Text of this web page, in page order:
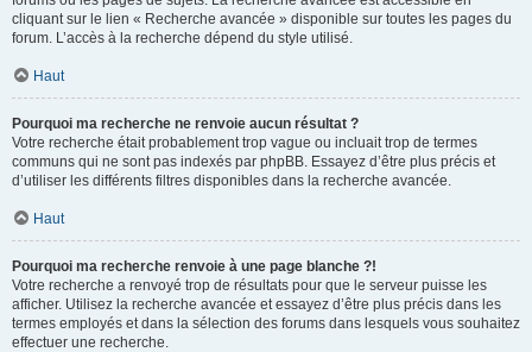
cliquant sur le lien « Recherche avancée » disponible sur toutes les pages du
forum. L’accès à la recherche dépend du style utilisé.
Haut
Pourquoi ma recherche ne renvoie aucun résultat ?
Votre recherche était probablement trop vague ou incluait trop de termes
communs qui ne sont pas indexés par phpBB. Essayez d’être plus précis et
d’utiliser les différents filtres disponibles dans la recherche avancée.
Haut
Pourquoi ma recherche renvoie à une page blanche ?!
Votre recherche a renvoyé trop de résultats pour que le serveur puisse les
afficher. Utilisez la recherche avancée et essayez d’être plus précis dans les
termes employés et dans la sélection des forums dans lesquels vous souhaitez
effectuer une recherche.